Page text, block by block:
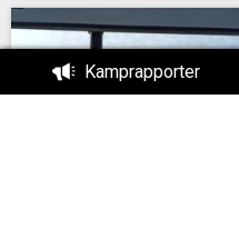
Kamprapporter